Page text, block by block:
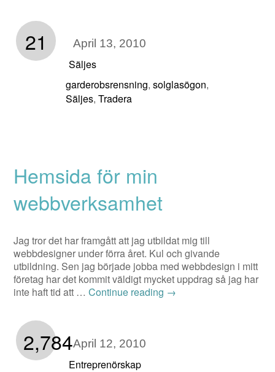
21 April 13, 2010
Säljes
garderobsrensning,solglasögon,
Säljes,Tradera
Hemsida för min
webbverksamhet
Jag tror det har framgått att jag utbildat mig till
webbdesigner under förra året. Kul och givande
utbildning. Sen jag började jobba med webbdesign i mitt
företag har det kommit väldigt mycket uppdrag så jag har
inte haft tid att …Continue reading →
2,784April 12, 2010
Entreprenörskap